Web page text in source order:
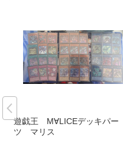
遊戯王 M∀LICEデッキパー
ツ マリス